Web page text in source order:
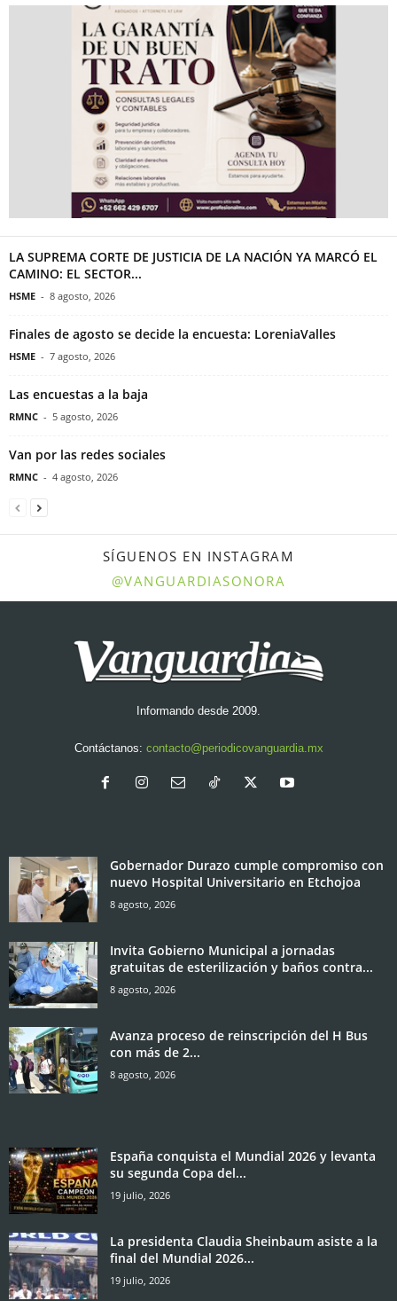
LA SUPREMA CORTE DE JUSTICIA DE LA NACIÓN YA MARCÓ EL
CAMINO: EL SECTOR...
HSME - 8 agosto, 2026
Finales de agosto se decide la encuesta: LoreniaValles
HSME - 7 agosto, 2026
Las encuestas a la baja
RMNC - 5 agosto, 2026
Van por las redes sociales
RMNC - 4 agosto, 2026
SÍGUENOS EN INSTAGRAM
@VANGUARDIASONORA
Informando desde 2009.
Contáctanos: contacto@periodicovanguardia.mx
Gobernador Durazo cumple compromiso con
nuevo Hospital Universitario en Etchojoa
8 agosto, 2026
Invita Gobierno Municipal a jornadas
gratuitas de esterilización y baños contra...
8 agosto, 2026
Avanza proceso de reinscripción del H Bus
con más de 2...
8 agosto, 2026
España conquista el Mundial 2026 y levanta
su segunda Copa del...
19 julio, 2026
La presidenta Claudia Sheinbaum asiste a la
final del Mundial 2026...
19 julio, 2026